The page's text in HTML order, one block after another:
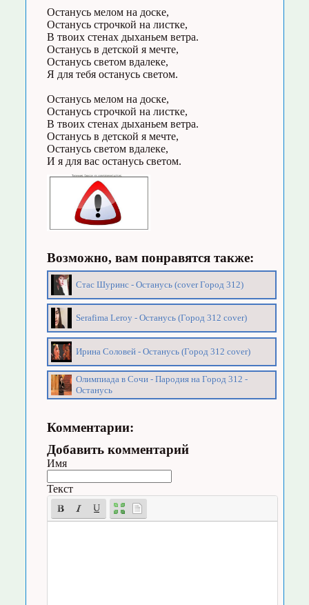
Останусь мелом на доске,
Останусь строчкой на листке,
В твоих стенах дыханьем ветра.
Останусь в детской я мечте,
Останусь светом вдалеке,
Я для тебя останусь светом.
Останусь мелом на доске,
Останусь строчкой на листке,
В твоих стенах дыханьем ветра.
Останусь в детской я мечте,
Останусь светом вдалеке,
И я для вас останусь светом.
Возможно, вам понравятся также:
Стас Шуринс - Останусь (cover Город 312)
Serafima Leroy - Останусь (Город 312 cover)
Ирина Соловей - Останусь (Город 312 cover)
Олимпиада в Сочи - Пародия на Город 312 -
Останусь
Комментарии:
Добавить комментарий
Имя
Текст